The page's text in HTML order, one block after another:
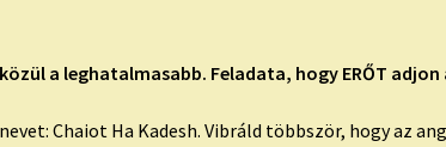
a leghatalmasabb. Feladata, hogy ERŐT adjon
Chaiot Ha Kadesh. Vibráld többször, hogy az